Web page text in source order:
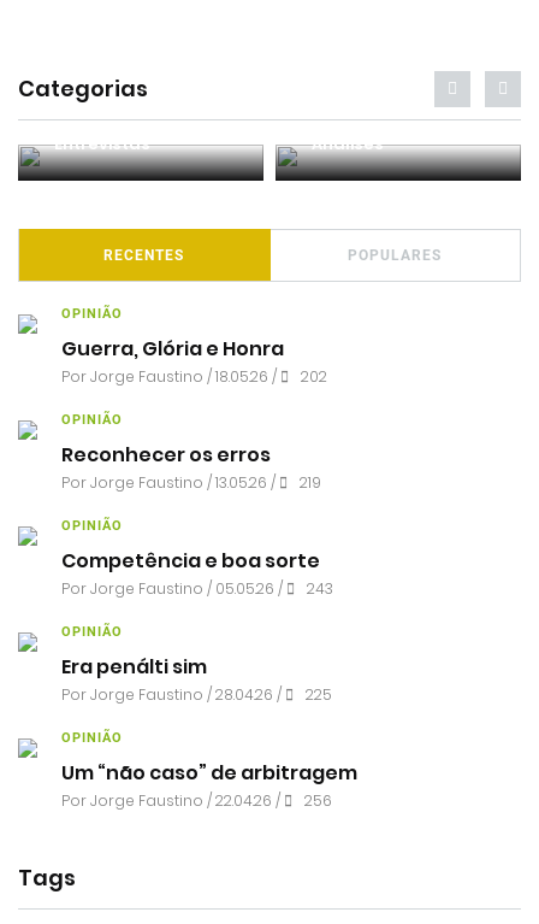
Categorias
Entrevistas Análises
RECENTES POPULARES
OPINIÃO
Guerra, Glória e Honra
PorJorge Faustino / 18.05.26 / 202
OPINIÃO
Reconhecer os erros
PorJorge Faustino / 13.05.26 / 219
OPINIÃO
Competência e boa sorte
PorJorge Faustino / 05.05.26 / 243
OPINIÃO
Era penálti sim
PorJorge Faustino / 28.04.26 / 225
OPINIÃO
Um “não caso” de arbitragem
PorJorge Faustino / 22.04.26 / 256
Tags